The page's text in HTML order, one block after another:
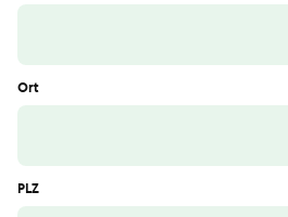
Ort
PLZ